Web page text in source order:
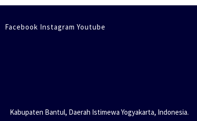
Facebook Instagram Youtube
Kabupaten Bantul, Daerah Istimewa Yogyakarta, Indonesia.